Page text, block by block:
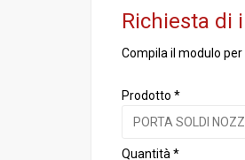
Richiesta di
Compila il modulo
Prodotto *
Quantità *